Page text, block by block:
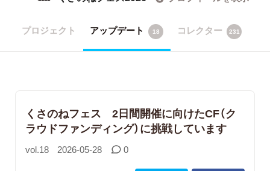
プロジェクト アップデート 18 コレクター 231
くさのねフェス 2日間開催に向けたCF（ク
ラウドファンディング）に挑戦しています
vol.18 2026-05-28 0